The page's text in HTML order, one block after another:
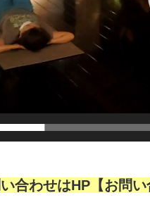
合わせはHP【お問